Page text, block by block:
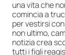
una vita che
comincia a
per vestirsi
non ultimo,
notizia crea
tutti i figli